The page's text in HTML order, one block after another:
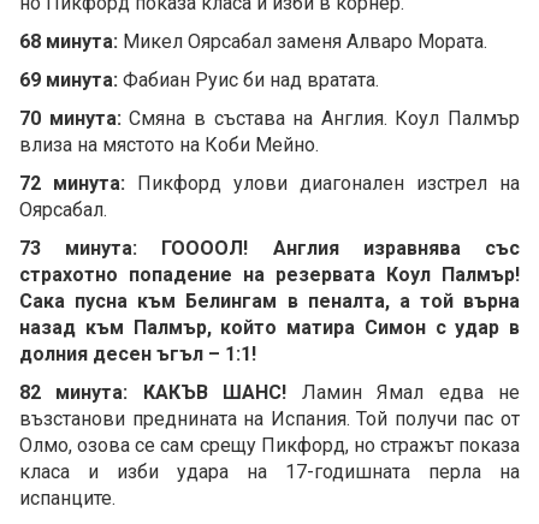
68 минута: Микел Оярсабал заменя Алваро Мората.
69 минута: Фабиан Руис би над вратата.
70 минута:Смяна в състава на Англия. Коул Палмър
влиза на мястото на Коби Мейно.
72 минута: Пикфорд улови диагонален изстрел на
Оярсабал.
73 минута: ГООООЛ! Англия изравнява със
страхотно попадение на резервата Коул Палмър!
Сака пусна към Белингам в пеналта, а той върна
назад към Палмър, който матира Симон с удар в
долния десен ъгъл – 1:1!
82 минута: КАКЪВ ШАНС! Ламин Ямал едва не
възстанови преднината на Испания. Той получи пас от
Олмо, озова се сам срещу Пикфорд, но стражът показа
класа и изби удара на 17-годишната перла на
испанците.